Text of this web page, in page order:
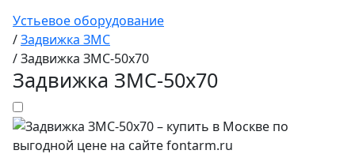
Устьевое оборудование
/Задвижка ЗМС
/Задвижка ЗМС-50х70
Задвижка ЗМС-50х70